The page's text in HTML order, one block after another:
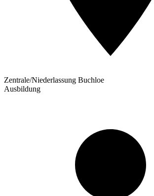
Zentrale/Niederlassung Buchloe
Ausbildung